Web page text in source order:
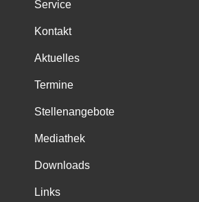
Service
Kontakt
Aktuelles
Termine
Stellenangebote
Mediathek
Downloads
Links